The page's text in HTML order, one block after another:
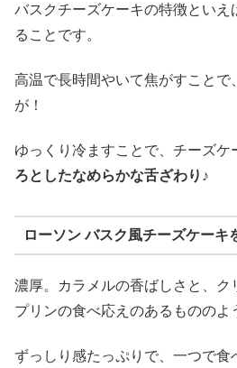
バスクチーズケーキの特徴といえ
ることです。
高温で長時間やいて焦がすことで、
が！
ゆっくり冷ますことで、チーズケ
ろとしたなめらかな舌ざわり♪
ローソン バスク風チーズケーキ
濃厚。カラメルの香ばしさと、ク
プリンの食べ応えのあるもののよ
ずっしり感たっぷりで、一つで食